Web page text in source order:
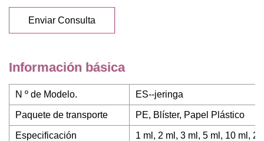
Enviar Consulta
Información básica
N º de Modelo. ES--jeringa
Paquete de transporte PE, Blíster, Papel Plástico
Especificación 1 ml, 2 ml, 3 ml, 5 ml, 10 ml,